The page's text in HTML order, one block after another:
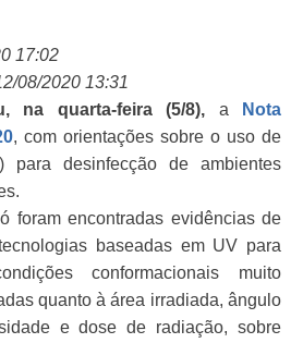
17:02
08/2020 13:31
na quarta-feira (5/8), a
Nota
, com orientações sobre o uso de
para desinfecção de ambientes
foram encontradas evidências de
baseadas em UV para
conformacionais muito
quanto à área irradiada, ângulo
e dose de radiação, sobre